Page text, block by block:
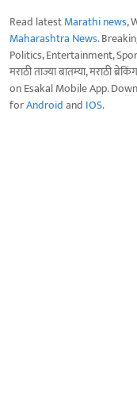
Read latestMarathi news,
Maharashtra News.
Politics, Entertainment,
मराठी ताज्या बातम्या, मराठी
on Esakal Mobile App.
forAndroidand IOS.